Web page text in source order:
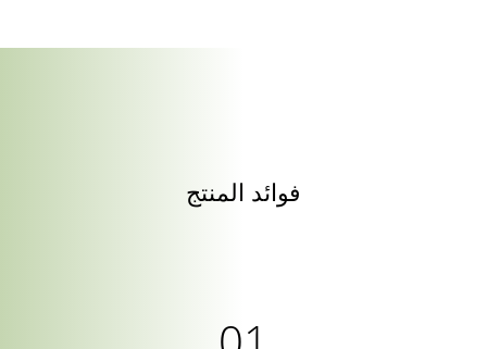
فوائد المنتج